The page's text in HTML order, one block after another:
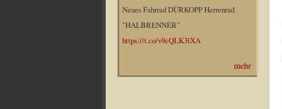
Neues Fahrrad DÜRKOPP Herrenrad
"HALBRENNER"
https://t.co/v9cQLK3lXA
mehr